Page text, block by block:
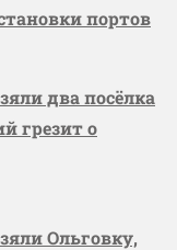
портов
два посёлка
грезит о
Ольговку,